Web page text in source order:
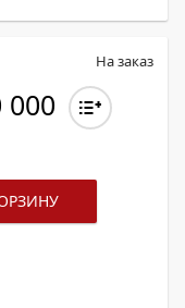
На заказ
000